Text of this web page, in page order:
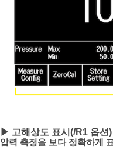
▶ 고해상도 표시(/R1 옵션)
압력 측정을 보다 정확하게